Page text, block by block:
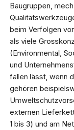
Baugruppen,
beim Verfolgen
als viele
(Environmental,
und
fallen lässt, wenn
gehören
externen
1 bis 3) und am